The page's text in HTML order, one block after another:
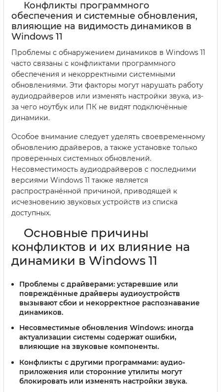
Конфликты программного
обеспечения и системные обновления,
влияющие на видимость динамиков в
Windows 11
Проблемы с обнаружением динамиков в Windows 11
часто связаны с конфликтами программного
обеспечения и некорректными системными
обновлениями. Эти факторы могут нарушать работу
аудиодрайверов или изменять настройки звука, из-
за чего ноутбук или ПК не видят подключённые
динамики.
Особое внимание следует уделять своевременному
обновлению драйверов, а также установке только
проверенных системных обновлений.
Несовместимость аудиодрайверов с последними
версиями Windows 11 также является
распространённой причиной, приводящей к
исчезновению звуковых устройств из списка
доступных.
Основные причины
конфликтов и их влияние на
динамики в Windows 11
Проблемы с драйверами: устаревшие или
повреждённые драйверы аудиоустройств
вызывают сбои и некорректное распознавание
динамиков.
Несовместимые обновления Windows: иногда
актуализации системы содержат ошибки,
влияющие на звуковые компоненты.
Конфликты с другими программами: аудио-
приложения или сторонние утилиты могут
блокировать или изменять настройки звука.